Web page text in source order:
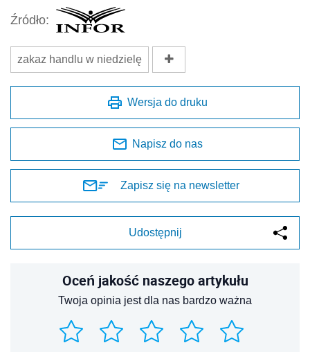
Źródło:
zakaz handlu w niedzielę
Wersja do druku
Napisz do nas
Zapisz się na newsletter
Udostępnij
Oceń jakość naszego artykułu
Twoja opinia jest dla nas bardzo ważna